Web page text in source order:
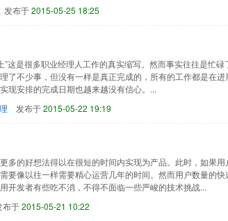
发布于2015-05-25 18:25
这是很多职业经理人工作的真实缩写。然而事实往往是忙碌
了不少事，但没有一样是真正完成的，所有的工作都是在进
现安排的完成日期也越来越没有信心。...
发布于2015-05-22 19:19
多的好想法得以在很短的时间内实现为产品。此时，如果用
要像以往一样需要精心运营几年的时间。然而用户数量的快
开发者有些吃不消，不得不面临一些严峻的技术挑战...
布于2015-05-21 10:22